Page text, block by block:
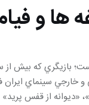
ها و
بازيگري كه بيش
سينماي ايران
«ديوانه از قفس